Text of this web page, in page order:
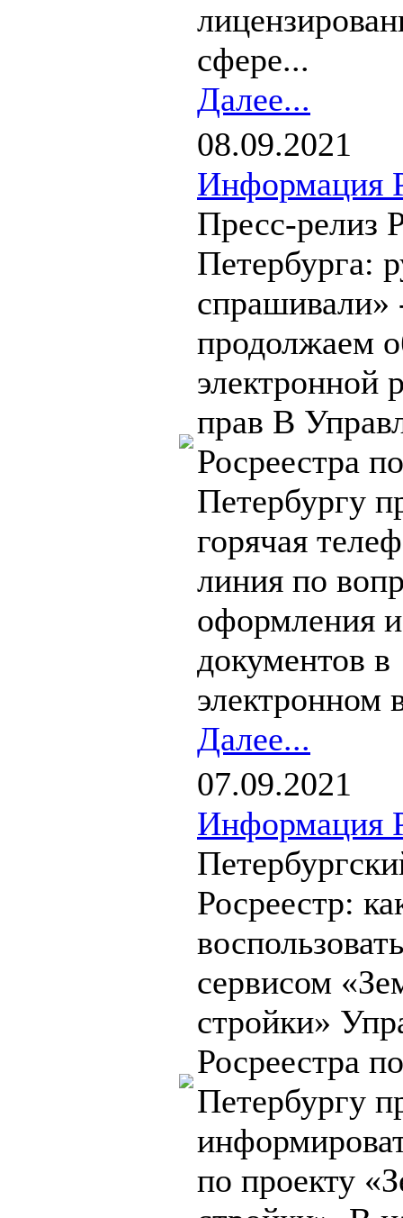
сфере...
Далее...
08.09.2021
Информация
Пресс-релиз
Петербурга:
спрашивали»
продолжаем
электронной
прав В
Росреестра
Петербургу
горячая
линия по
оформления
документов в
электронном
Далее...
07.09.2021
Информация
Росреестр:
сервисом
стройки»
Росреестра
Петербургу
по проекту